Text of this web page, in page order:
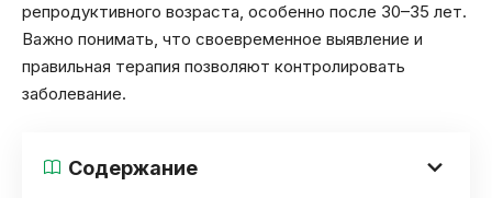
репродуктивного возраста, особенно после 30–35 лет.
Важно понимать, что своевременное выявление и
правильная терапия позволяют контролировать
заболевание.
Содержание